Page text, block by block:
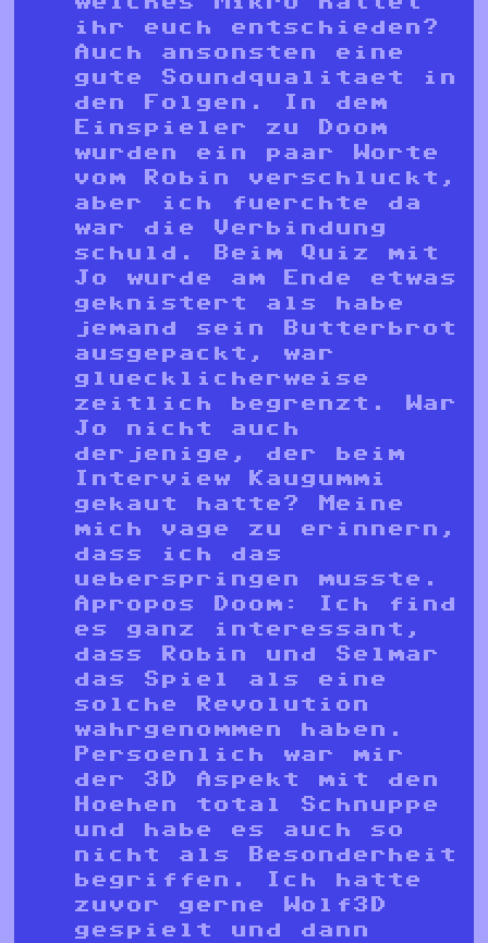
ihr euch entschieden?
Auch ansonsten eine
gute Soundqualitaet in
den Folgen. In dem
Einspieler zu Doom
wurden ein paar Worte
vom Robin verschluckt,
aber ich fuerchte da
war die Verbindung
schuld. Beim Quiz mit
Jo wurde am Ende etwas
geknistert als habe
jemand sein Butterbrot
ausgepackt, war
gluecklicherweise
zeitlich begrenzt. War
Jo nicht auch
derjenige, der beim
Interview Kaugummi
gekaut hatte? Meine
mich vage zu erinnern,
dass ich das
ueberspringen musste.
Apropos Doom: Ich find
es ganz interessant,
dass Robin und Selmar
das Spiel als eine
solche Revolution
wahrgenommen haben.
Persoenlich war mir
der 3D Aspekt mit den
Hoehen total Schnuppe
und habe es auch so
nicht als Besonderheit
begriffen. Ich hatte
zuvor gerne Wolf3D
gespielt und dann